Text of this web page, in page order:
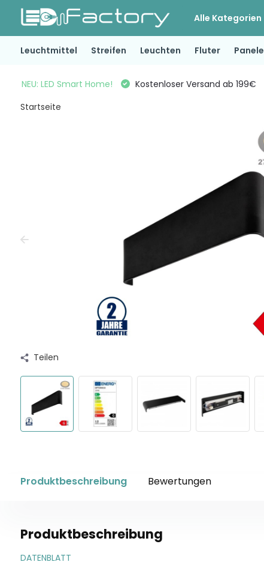
Alle Kategorien
Leuchtmittel Streifen Leuchten Fluter Panele
NEU: LED Smart Home! Kostenloser Versand ab 199€
Startseite
Teilen
Produktbeschreibung Bewertungen
Produktbeschreibung
DATENBLATT